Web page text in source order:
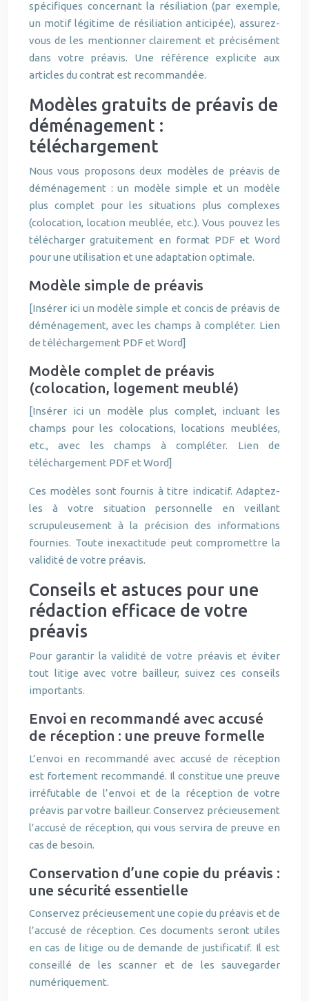
spécifiques concernant la résiliation (par exemple,
un motif légitime de résiliation anticipée), assurez-
vous de les mentionner clairement et précisément
dans votre préavis. Une référence explicite aux
articles du contrat est recommandée.
Modèles gratuits de préavis de
déménagement :
téléchargement
Nous vous proposons deux modèles de préavis de
déménagement : un modèle simple et un modèle
plus complet pour les situations plus complexes
(colocation, location meublée, etc.). Vous pouvez les
télécharger gratuitement en format PDF et Word
pour une utilisation et une adaptation optimale.
Modèle simple de préavis
[Insérer ici un modèle simple et concis de préavis de
déménagement, avec les champs à compléter. Lien
de téléchargement PDF et Word]
Modèle complet de préavis
(colocation, logement meublé)
[Insérer ici un modèle plus complet, incluant les
champs pour les colocations, locations meublées,
etc., avec les champs à compléter. Lien de
téléchargement PDF et Word]
Ces modèles sont fournis à titre indicatif. Adaptez-
les à votre situation personnelle en veillant
scrupuleusement à la précision des informations
fournies. Toute inexactitude peut compromettre la
validité de votre préavis.
Conseils et astuces pour une
rédaction efficace de votre
préavis
Pour garantir la validité de votre préavis et éviter
tout litige avec votre bailleur, suivez ces conseils
importants.
Envoi en recommandé avec accusé
de réception : une preuve formelle
L’envoi en recommandé avec accusé de réception
est fortement recommandé. Il constitue une preuve
irréfutable de l’envoi et de la réception de votre
préavis par votre bailleur. Conservez précieusement
l’accusé de réception, qui vous servira de preuve en
cas de besoin.
Conservation d’une copie du préavis :
une sécurité essentielle
Conservez précieusement une copie du préavis et de
l’accusé de réception. Ces documents seront utiles
en cas de litige ou de demande de justificatif. Il est
conseillé de les scanner et de les sauvegarder
numériquement.